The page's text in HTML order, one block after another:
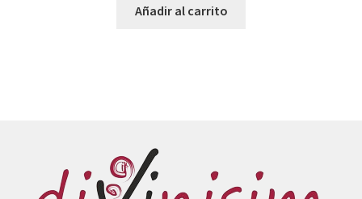
Añadir al carrito